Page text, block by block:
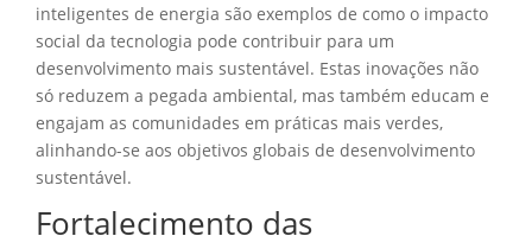
inteligentes de energia são exemplos de como o impacto
social da tecnologia pode contribuir para um
desenvolvimento mais sustentável. Estas inovações não
só reduzem a pegada ambiental, mas também educam e
engajam as comunidades em práticas mais verdes,
alinhando-se aos objetivos globais de desenvolvimento
sustentável.
Fortalecimento das